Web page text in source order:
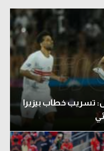
تسريب خطاب بيزيرا